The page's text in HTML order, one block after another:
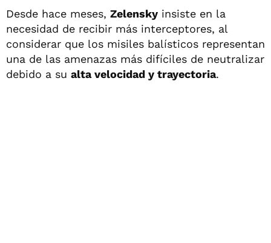
Desde hace meses, Zelensky insiste en la
necesidad de recibir más interceptores, al
considerar que los misiles balísticos representan
una de las amenazas más difíciles de neutralizar
debido a su alta velocidad y trayectoria.